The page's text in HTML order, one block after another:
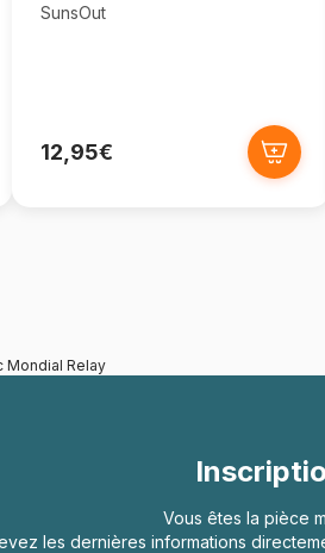
SunsOut
12,95€
Mondial Relay
Vous êtes la pièce
les dernières informations